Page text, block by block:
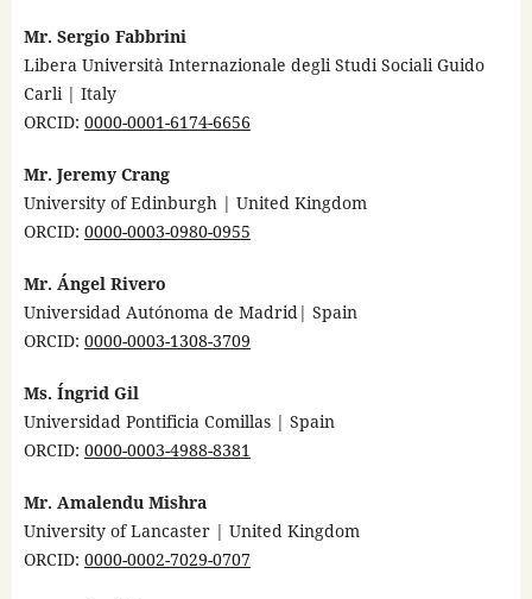
Mr. Sergio Fabbrini
Libera Università Internazionale degli Studi Sociali Guido
Carli | Italy
ORCID: 0000-0001-6174-6656
Mr. Jeremy Crang
University of Edinburgh | United Kingdom
ORCID: 0000-0003-0980-0955
Mr. Ángel Rivero
Universidad Autónoma de Madrid| Spain
ORCID: 0000-0003-1308-3709
Ms. Íngrid Gil
Universidad Pontificia Comillas | Spain
ORCID: 0000-0003-4988-8381
Mr. Amalendu Mishra
University of Lancaster | United Kingdom
ORCID: 0000-0002-7029-0707